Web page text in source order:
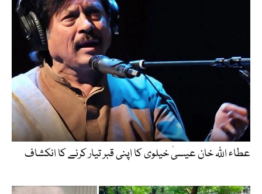
عطاء اللّٰہ خان عیسیٰ خیلوی کا اپنی قبر تیار کرنے کا انکشاف